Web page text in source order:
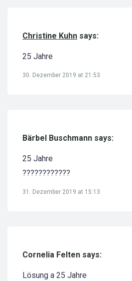
Christine Kuhn says:
25 Jahre
30. Dezember 2019 at 21:53
Bärbel Buschmann says:
25 Jahre
????????????
31. Dezember 2019 at 15:13
Cornelia Felten says:
Lösung a 25 Jahre